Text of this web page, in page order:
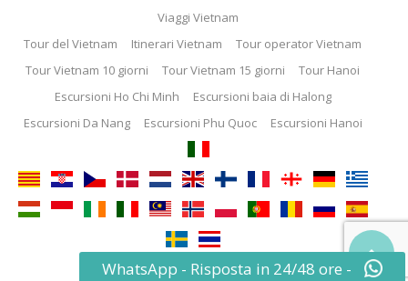
WhatsApp - Risposta in 24/48 ore -
© 2013 - 2025 ThemeEnergy.com
Viaggi Vietnam
Tour del Vietnam
Itinerari Vietnam
Tour operator Vietnam
Tour Vietnam 10 giorni
Tour Vietnam 15 giorni
Tour Hanoi
Escursioni Ho Chi Minh
Escursioni baia di Halong
Escursioni Da Nang
Escursioni Phu Quoc Escursioni Hanoi
